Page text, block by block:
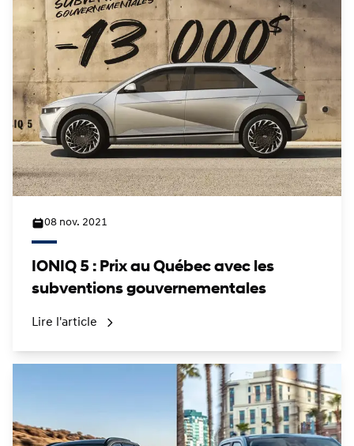
08 nov. 2021
IONIQ 5 : Prix au Québec avec les
subventions gouvernementales
Lire l'article